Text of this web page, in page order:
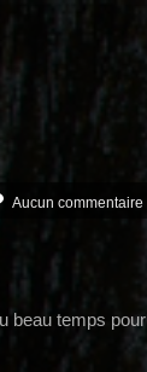
Aucun commentaire
beau temps pour